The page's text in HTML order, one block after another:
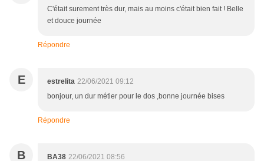
C'était surement très dur, mais au moins c'était bien fait ! Belle
et douce journée
Répondre
E estrelita 22/06/2021 09:12
bonjour, un dur métier pour le dos ,bonne journée bises
Répondre
B BA38 22/06/2021 08:56